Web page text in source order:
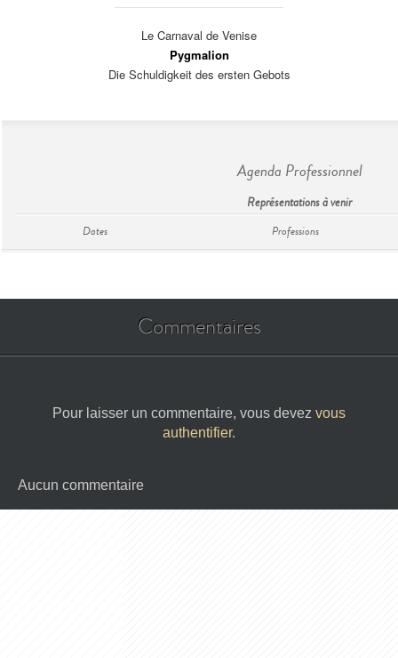
Le Carnaval de Venise
Pygmalion
Die Schuldigkeit des ersten Gebots
Agenda Professionnel
Représentations à venir
Dates Professions
Commentaires
Pour laisser un commentaire, vous devez vous
authentifier.
Aucun commentaire